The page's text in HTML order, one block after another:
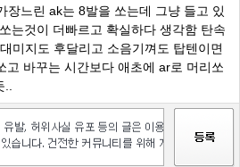
장느린 ak는 8발을 쏘는데 그냥 들고 있
는것이 더빠르고 확실하다 생각함 탄속
미지도 후달리고 소음기껴도 탑텐이면
고 바꾸는 시간보다 애초에 ar로 머리쏘